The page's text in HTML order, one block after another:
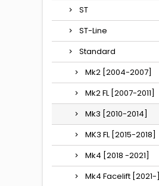
ST
ST-Line
Standard
Mk2 [2004-2007]
Mk2 FL [2007-2011]
Mk3 [2010-2014]
MK3 FL [2015-2018]
Mk4 [2018 -2021]
Mk4 Facelift [2021-]